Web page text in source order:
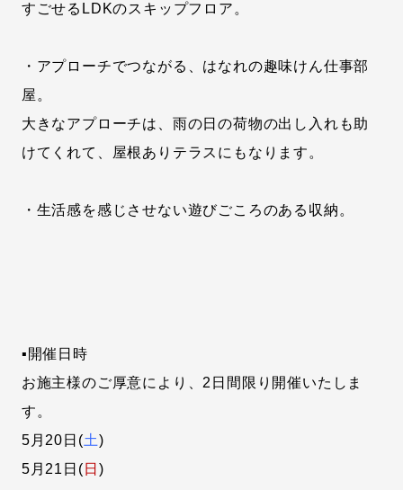
すごせるLDKのスキップフロア。
・アプローチでつながる、はなれの趣味けん仕事部
屋。
大きなアプローチは、雨の日の荷物の出し入れも助
けてくれて、屋根ありテラスにもなります。
・生活感を感じさせない遊びごころのある収納。
▪開催日時
お施主様のご厚意により、2日間限り開催いたしま
す。
5月20日(土)
5月21日( 日 )